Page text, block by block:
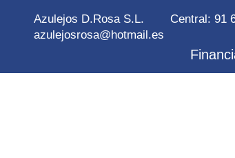
Azulejos D.Rosa S.L. Central: 91
azulejosrosa@hotmail.es